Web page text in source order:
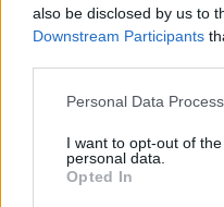
also be disclosed by us to
Downstream Participants
Personal Data
I want to opt-out of
personal data.
Opted In